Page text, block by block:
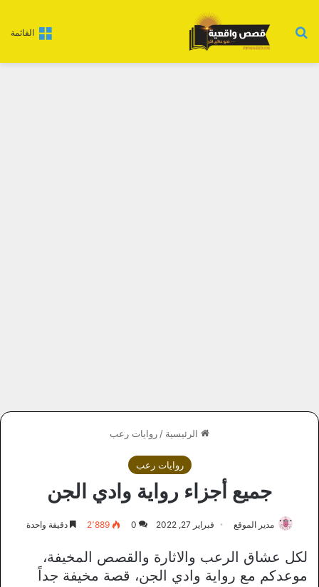
القائمة بحث عن
الرئيسية / روايات رعب
روايات رعب
جميع أجزاء رواية وادي الجن
مدير الموقع فبراير 27, 2022 0 2٬889 دقيقة واحدة
لكل عشاق الرعب والاثارة والقصص المخيفة،
موعدكم مع رواية وادي الجن، قصة مخيفة جداً